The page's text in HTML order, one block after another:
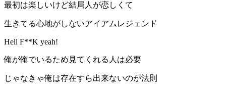
最初は楽しいけど結局人が恋しくて
生きてる心地がしないアイアムレジェンド
Hell F**K yeah!
俺が俺でいるため見てくれる人は必要
じゃなきゃ俺は存在すら出来ないのが法則